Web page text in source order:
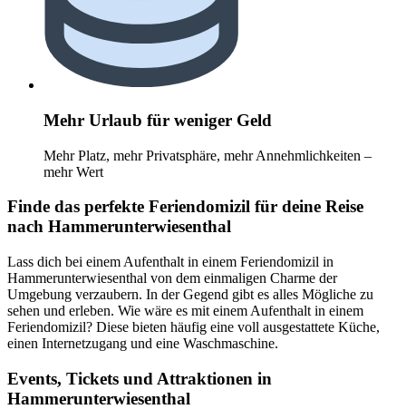
Mehr Urlaub für weniger Geld
Mehr Platz, mehr Privatsphäre, mehr Annehmlichkeiten –
mehr Wert
Finde das perfekte Feriendomizil für deine Reise
nach Hammerunterwiesenthal
Lass dich bei einem Aufenthalt in einem Feriendomizil in
Hammerunterwiesenthal von dem einmaligen Charme der
Umgebung verzaubern. In der Gegend gibt es alles Mögliche zu
sehen und erleben. Wie wäre es mit einem Aufenthalt in einem
Feriendomizil? Diese bieten häufig eine voll ausgestattete Küche,
einen Internetzugang und eine Waschmaschine.
Events, Tickets und Attraktionen in
Hammerunterwiesenthal